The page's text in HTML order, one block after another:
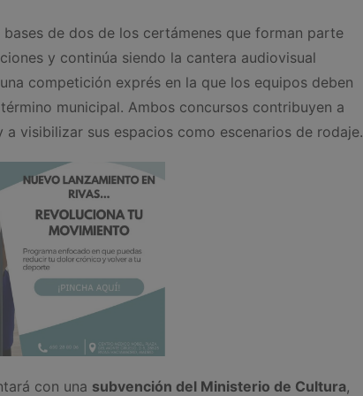
de dos de los certámenes que forman parte
y continúa siendo la cantera audiovisual
competición exprés en la que los equipos deben
municipal. Ambos concursos contribuyen a
visibilizar sus espacios como escenarios de rodaje.
con una subvención del Ministerio de Cultura,